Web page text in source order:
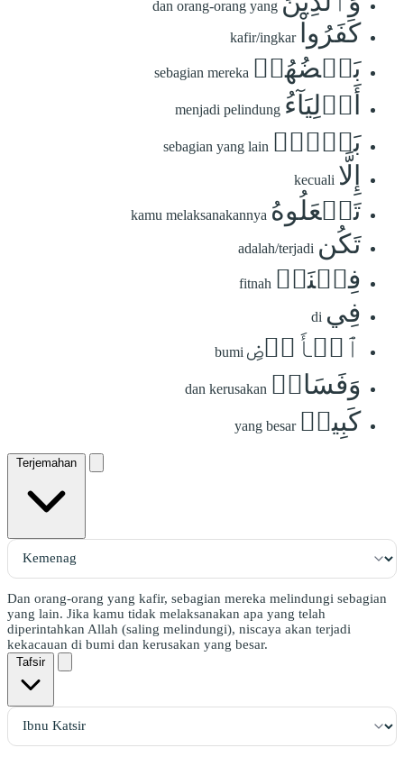
dan orang-orang yang
كَفَرُواْ kafir/ingkar
بَعۡضُهُمۡ sebagian mereka
أَوۡلِيَآءُ menjadi pelindung
بَعۡضٍۚ sebagian yang lain
إِلَّا kecuali
تَفۡعَلُوهُ kamu melaksanakannya
تَكُن adalah/terjadi
فِتۡنَةٞ fitnah
فِي di
ٱلۡأَرۡضِ bumi
وَفَسَادٞ dan kerusakan
كَبِيرٞ yang besar
Terjemahan
Dan orang-orang yang kafir, sebagian mereka melindungi sebagian
yang lain. Jika kamu tidak melaksanakan apa yang telah
diperintahkan Allah (saling melindungi), niscaya akan terjadi
kekacauan di bumi dan kerusakan yang besar.
Tafsir